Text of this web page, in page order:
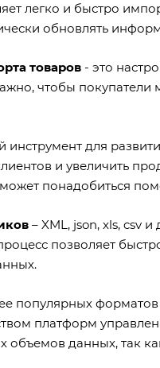
легко и быстро
обновлять
товаров - это
чтобы
инструмент для
и увеличить
понадобиться
– XML, json, xls, csv
позволяет
популярных
платформ
объемов данных, так